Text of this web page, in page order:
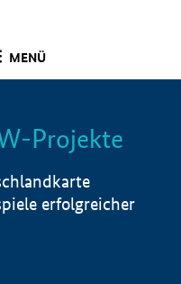
MENÜ
Info
Projekte
erfolgreicher